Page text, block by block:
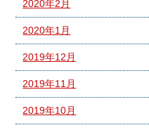
2020年2月
2020年1月
2019年12月
2019年11月
2019年10月